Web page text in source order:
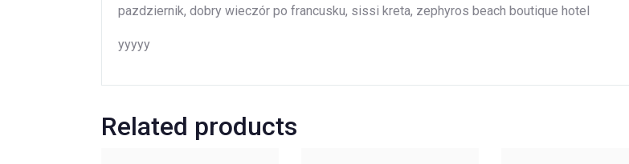
pazdziernik, dobry wieczór po francusku, sissi kreta, zephyros beach boutique hotel
yyyyy
Related products